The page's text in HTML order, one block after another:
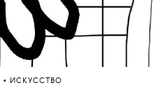
• ИСКУССТВО